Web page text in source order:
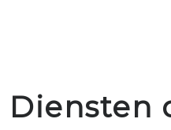
Diensten